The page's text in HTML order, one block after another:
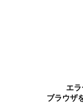
エラ
ブラウザ